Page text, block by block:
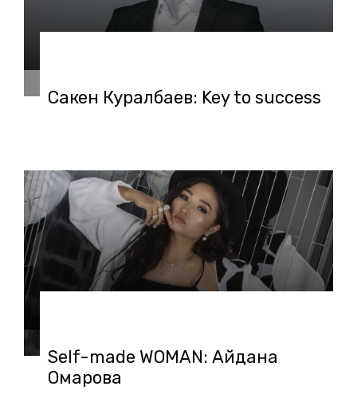
Сакен Куралбаев: Key to success
Self-made WOMAN: Айдана
Омарова